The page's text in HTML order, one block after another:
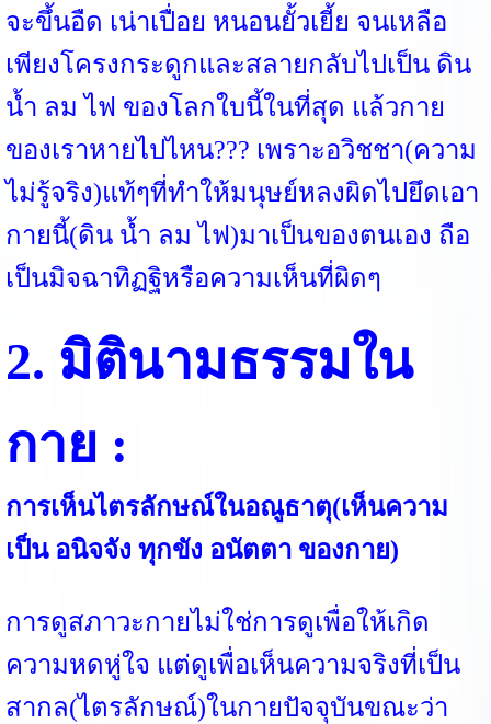
จะขึ้นอืด เน่าเปื่อย หนอนยั้วเยี้ย จนเหลือ
เพียงโครงกระดูกและสลายกลับไปเป็น ดิน
น้ำ ลม ไฟ ของโลกใบนี้ในที่สุด แล้วกาย
ของเราหายไปไหน??? เพราะอวิชชา(ความ
ไม่รู้จริง)แท้ๆที่ทำให้มนุษย์หลงผิดไปยึดเอา
กายนี้(ดิน น้ำ ลม ไฟ)มาเป็นของตนเอง ถือ
เป็นมิจฉาทิฏฐิหรือความเห็นที่ผิดๆ
2. มิตินามธรรมใน
กาย :
การเห็นไตรลักษณ์ในอณูธาตุ(เห็นความ
เป็น อนิจจัง ทุกขัง อนัตตา ของกาย)
การดูสภาวะกายไม่ใช่การดูเพื่อให้เกิด
ความหดหู่ใจ แต่ดูเพื่อเห็นความจริงที่เป็น
สากล(ไตรลักษณ์)ในกายปัจจุบันขณะว่า